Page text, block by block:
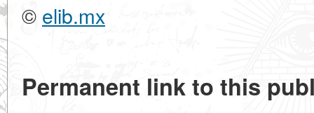
© elib.mx
Permanent link to this